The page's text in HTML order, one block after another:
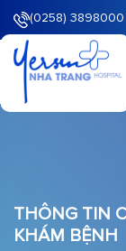
(0258) 3898000
THÔNG TIN
KHÁM BỆNH